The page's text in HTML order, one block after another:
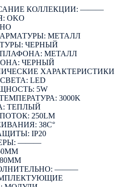
КОЛЛЕКЦИИ: ―――
OKO
МЕТАЛЛ
ЧЕРНЫЙ
МЕТАЛЛ
ЧЕРНЫЙ
LED
5W
3000K
ТЕПЛЫЙ
250LM
38C°
IP20
―――
―――